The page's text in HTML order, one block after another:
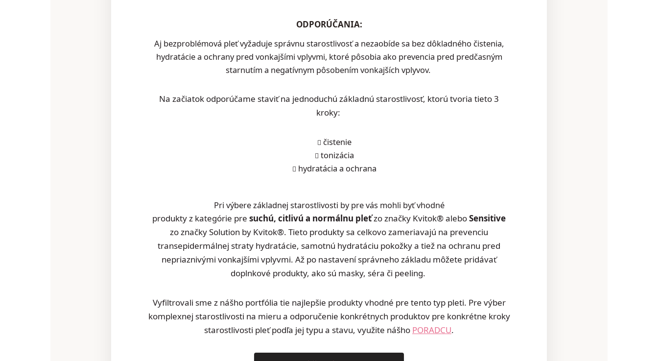
ODPORÚČANIA:
Aj bezproblémová pleť vyžaduje správnu starostlivosť a nezaobíde sa bez dôkladného čistenia,
hydratácie a ochrany pred vonkajšími vplyvmi, ktoré pôsobia ako prevencia pred predčasným
starnutím a negatívnym pôsobením vonkajších vplyvov.
Na začiatok odporúčame staviť na jednoduchú základnú starostlivosť, ktorú tvoria tieto 3
kroky:
čistenie
tonizácia
hydratácia a ochrana
Pri výbere základnej starostlivosti by pre vás mohli byť vhodné
produkty z kategórie pre suchú, citlivú a normálnu pleťzo značky Kvitok®aleboSensitive
zo značky Solution by Kvitok®. Tieto produkty sa celkovo zameriavajú na prevenciu
transepidermálnej straty hydratácie, samotnú hydratáciu pokožky a tiež na ochranu pred
nepriaznivými vonkajšími vplyvmi. Až po nastavení správneho základu môžete pridávať
doplnkové produkty, ako sú masky, séra či peeling.
Vyfiltrovali sme z nášho portfólia tie najlepšie produkty vhodné pre tento typ pleti. Pre výber
komplexnej starostlivosti na mieru a odporučenie konkrétnych produktov pre konkrétne kroky
starostlivosti pleť podľa jej typu a stavu, využite nášho PORADCU.